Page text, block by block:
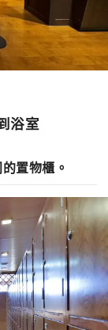
浴室
置物櫃。